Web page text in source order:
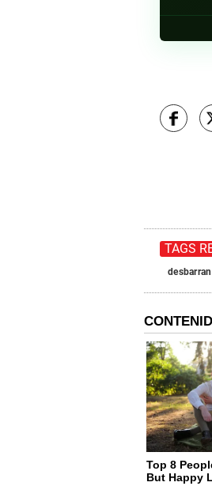
TAGS